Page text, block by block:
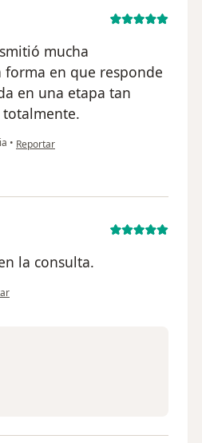
mucha
en que responde
en una etapa tan
• en opinión del usuario Jessenia Peña
Reportar
la consulta.
del usuario Pamela